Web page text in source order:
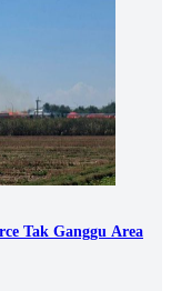
Tak Ganggu Area